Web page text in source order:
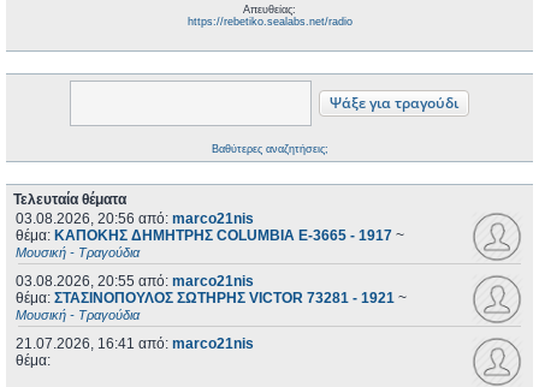
Απευθείας:
https://rebetiko.sealabs.net/radio
Βαθύτερες αναζητήσεις;
Τελευταία θέματα
03.08.2026, 20:56 από: marco21nis
θέμα: ΚΑΠΟΚΗΣ ΔΗΜΗΤΡΗΣ COLUMBIA E-3665 - 1917 ~
Μουσική - Τραγούδια
03.08.2026, 20:55 από: marco21nis
θέμα: ΣΤΑΣΙΝΟΠΟΥΛΟΣ ΣΩΤΗΡΗΣ VICTOR 73281 - 1921 ~
Μουσική - Τραγούδια
21.07.2026, 16:41 από: marco21nis
θέμα: